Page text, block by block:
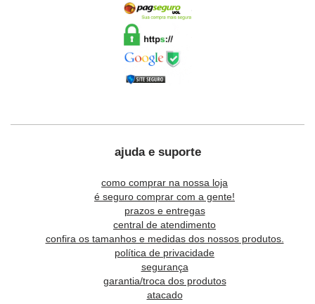
ajuda e suporte
como comprar na nossa loja
é seguro comprar com a gente!
prazos e entregas
central de atendimento
confira os tamanhos e medidas dos nossos produtos.
política de privacidade
segurança
garantia/troca dos produtos
atacado